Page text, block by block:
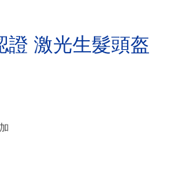
證 激光生髮頭盔